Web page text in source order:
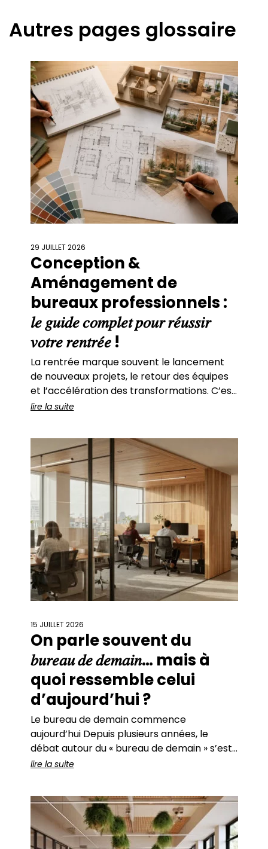
Autres pages glossaire
29 JUILLET 2026
Conception &
Aménagement de
bureaux professionnels :
𝑙𝑒 𝑔𝑢𝑖𝑑𝑒 𝑐𝑜𝑚𝑝𝑙𝑒𝑡 𝑝𝑜𝑢𝑟 𝑟𝑒́𝑢𝑠𝑠𝑖𝑟
𝑣𝑜𝑡𝑟𝑒 𝑟𝑒𝑛𝑡𝑟𝑒́𝑒 !
La rentrée marque souvent le lancement
de nouveaux projets, le retour des équipes
et l’accélération des transformations. C’est
aussi une période idéale pour repenser ses
professionnels ne répondent plus
uniquement à des enjeux d’organisation
lire la suite
15 JUILLET 2026
On parle souvent du
𝑏𝑢𝑟𝑒𝑎𝑢 𝑑𝑒 𝑑𝑒𝑚𝑎𝑖𝑛… mais à
quoi ressemble celui
d’aujourd’hui ?
Le bureau de demain commence
aujourd’hui Depuis plusieurs années, le
débat autour du « bureau de demain » s’est
imposé dans les réflexions des entreprises.
nouveaux usages… autant de mutations qui
transforment simultanément les modes
lire la suite